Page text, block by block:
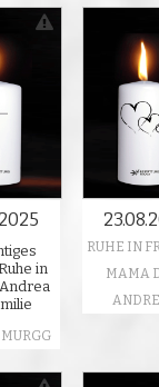
in
RUHE IN
MAMA